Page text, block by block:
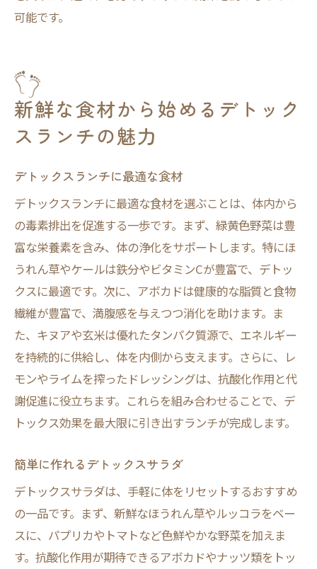
可能です。
新鮮な食材から始めるデトック
スランチの魅力
デトックスランチに最適な食材
デトックスランチに最適な食材を選ぶことは、体内から
の毒素排出を促進する一歩です。まず、緑黄色野菜は豊
富な栄養素を含み、体の浄化をサポートします。特にほ
うれん草やケールは鉄分やビタミンCが豊富で、デトッ
クスに最適です。次に、アボカドは健康的な脂質と食物
繊維が豊富で、満腹感を与えつつ消化を助けます。ま
た、キヌアや玄米は優れたタンパク質源で、エネルギー
を持続的に供給し、体を内側から支えます。さらに、レ
モンやライムを搾ったドレッシングは、抗酸化作用と代
謝促進に役立ちます。これらを組み合わせることで、デ
トックス効果を最大限に引き出すランチが完成します。
簡単に作れるデトックスサラダ
デトックスサラダは、手軽に体をリセットするおすすめ
の一品です。まず、新鮮なほうれん草やルッコラをベー
スに、パプリカやトマトなど色鮮やかな野菜を加えま
す。抗酸化作用が期待できるアボカドやナッツ類をトッ